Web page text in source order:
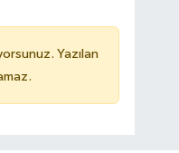
Yazılan